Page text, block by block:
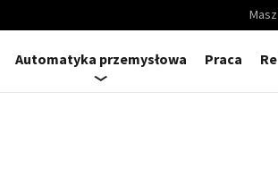
Automatyka przemysłowa Praca